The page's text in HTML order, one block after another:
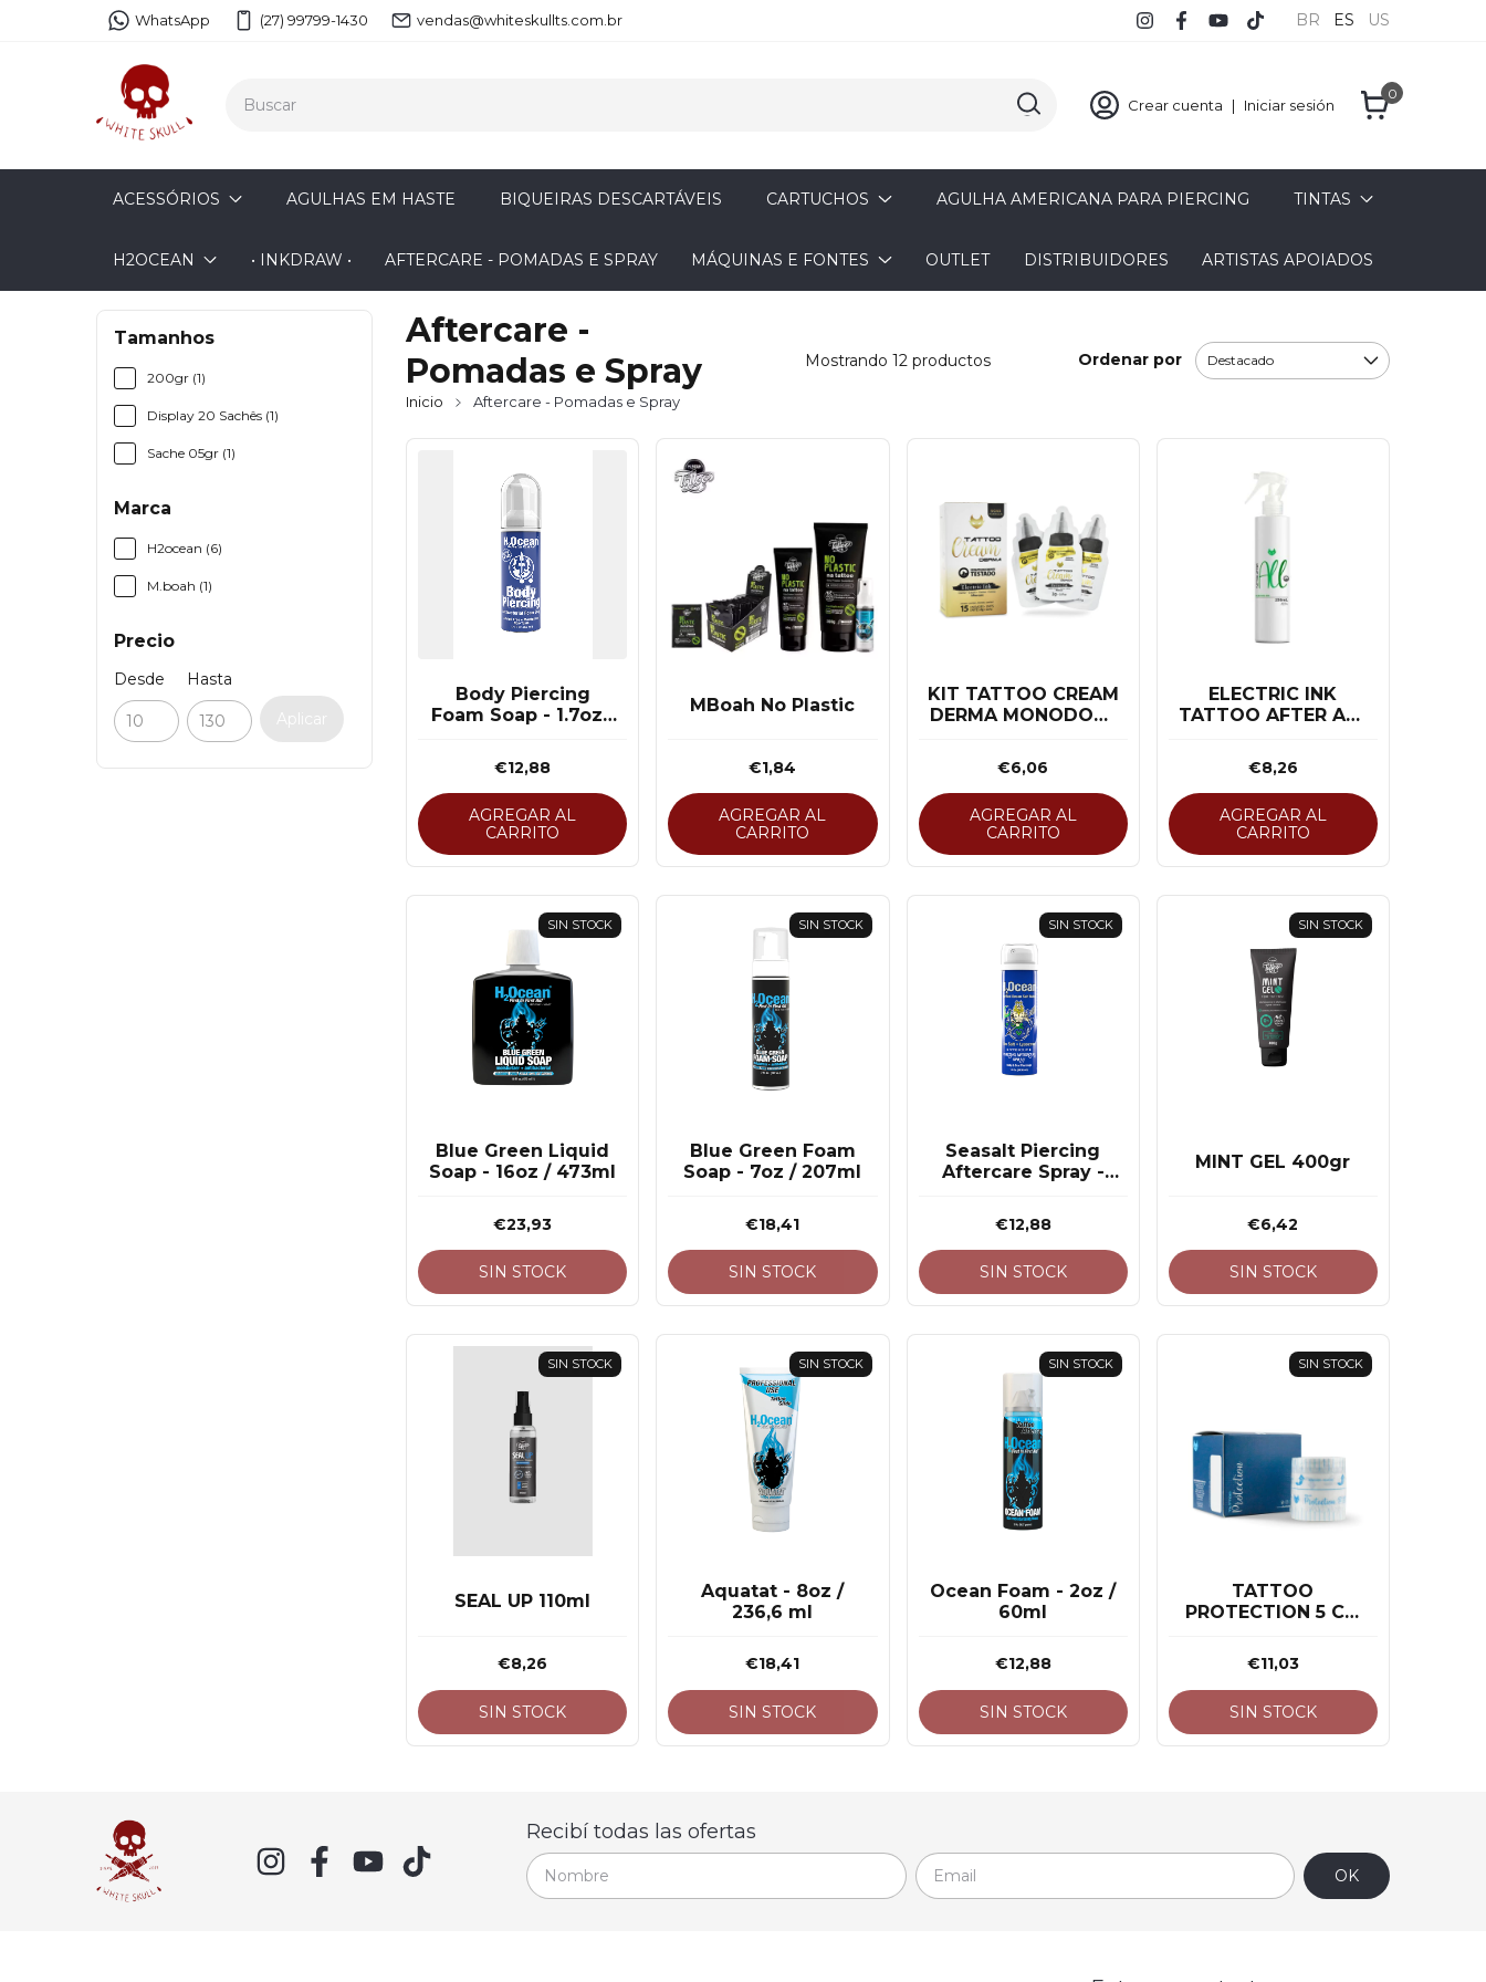
WhatsApp (27) 99799-1430 vendas@whiteskullts.com.br BR ES US
Crear cuenta | Iniciar sesión
0
ACESSÓRIOS AGULHAS EM HASTE BIQUEIRAS DESCARTÁVEIS CARTUCHOS AGULHA AMERICANA PARA PIERCING TINTAS
H2OCEAN • INKDRAW • AFTERCARE - POMADAS E SPRAY MÁQUINAS E FONTES OUTLET DISTRIBUIDORES ARTISTAS APOIADOS
Tamanhos
200gr (1)
Display 20 Sachês (1)
Sache 05gr (1)
Marca
H2ocean (6)
M.boah (1)
Precio
Desde
Hasta
Aplicar
Aftercare -
Pomadas e Spray
Inicio Aftercare - Pomadas e Spray
Mostrando 12 productos Ordenar por
Body Piercing
Foam Soap - 1.7oz /
€12,88
AGREGAR AL
CARRITO
MBoah No Plastic
€1,84
AGREGAR AL
CARRITO
KIT TATTOO CREAM
DERMA MONODOSE
€6,06
AGREGAR AL
CARRITO
ELECTRIC INK
TATTOO AFTER ALL
€8,26
AGREGAR AL
CARRITO
SIN STOCK
Blue Green Liquid
Soap - 16oz / 473ml
€23,93
SIN STOCK
SIN STOCK
Blue Green Foam
Soap - 7oz / 207ml
€18,41
SIN STOCK
SIN STOCK
Seasalt Piercing
Aftercare Spray -
€12,88
SIN STOCK
SIN STOCK
MINT GEL 400gr
€6,42
SIN STOCK
SIN STOCK
SEAL UP 110ml
€8,26
SIN STOCK
SIN STOCK
Aquatat - 8oz /
236,6 ml
€18,41
SIN STOCK
SIN STOCK
Ocean Foam - 2oz /
60ml
€12,88
SIN STOCK
SIN STOCK
TATTOO
PROTECTION 5 CM
€11,03
SIN STOCK
Recibí todas las ofertas